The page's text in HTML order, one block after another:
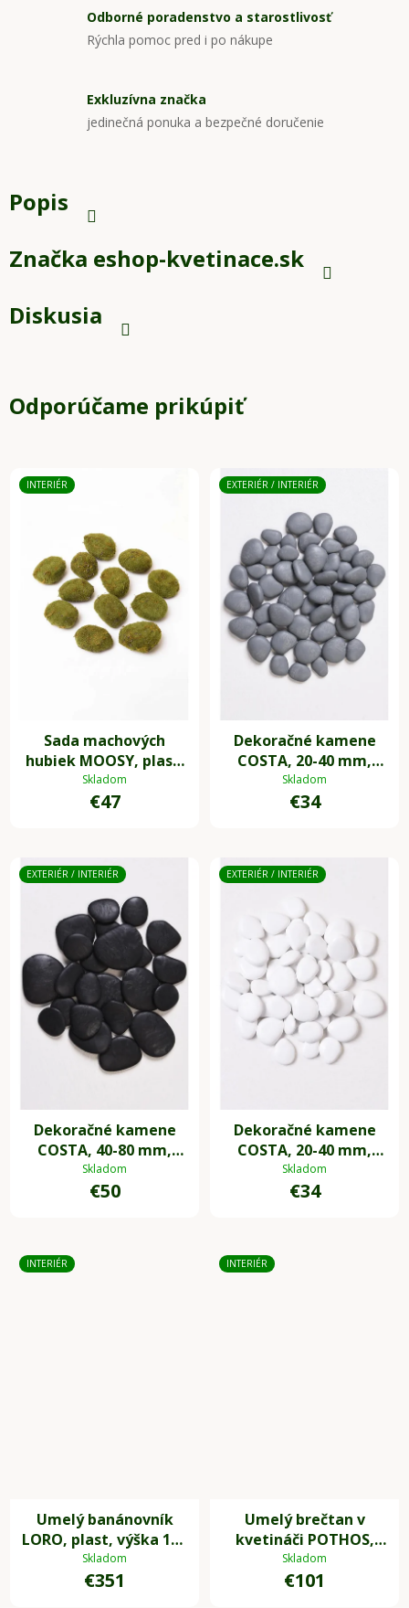
Odborné poradenstvo a starostlivosť
Rýchla pomoc pred i po nákupe
Exkluzívna značka
jedinečná ponuka a bezpečné doručenie
Popis
Značka eshop-kvetinace.sk
Diskusia
Odporúčame prikúpiť
INTERIÉR
Sada machových
hubiek MOOSY, plast,
zelená
Skladom
€47
EXTERIÉR / INTERIÉR
Dekoračné kamene
COSTA, 20-40 mm,
plast, sivá
Skladom
€34
EXTERIÉR / INTERIÉR
Dekoračné kamene
COSTA, 40-80 mm,
plast, čierna
Skladom
€50
EXTERIÉR / INTERIÉR
Dekoračné kamene
COSTA, 20-40 mm,
plast, biela
Skladom
€34
INTERIÉR
Umelý banánovník
LORO, plast, výška 140
cm, zelená
Skladom
€351
INTERIÉR
Umelý brečtan v
kvetináči POTHOS,
plast, výška 85 cm,
zelený
Skladom
€101